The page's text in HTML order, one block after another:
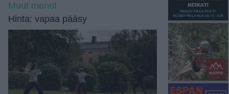
Muut menot
Hinta: vapaa pääsy